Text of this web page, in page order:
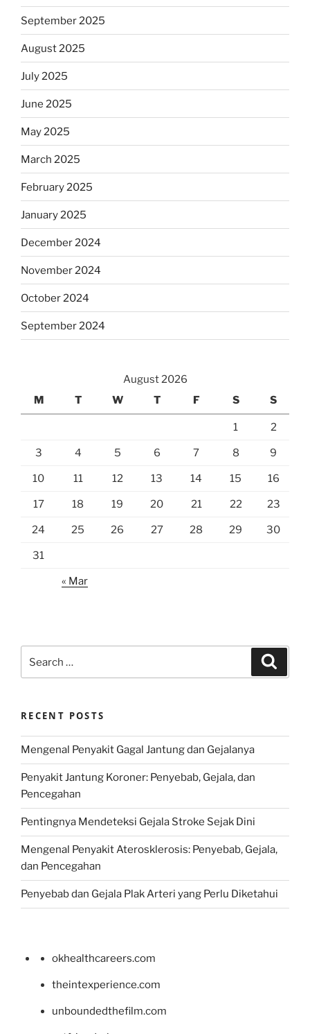
September 2025
August 2025
July 2025
June 2025
May 2025
March 2025
February 2025
January 2025
December 2024
November 2024
October 2024
September 2024
August 2026
M
T W T F S S
1 2
3 4 5 6 7 8 9
10 11 12 13 14 15 16
17 18 19 20 21 22 23
24 25 26 27 28 29 30
31
« Mar
for:
RECENT POSTS
Mengenal Penyakit Gagal Jantung dan Gejalanya
Penyakit Jantung Koroner: Penyebab, Gejala, dan
Pencegahan
Pentingnya Mendeteksi Gejala Stroke Sejak Dini
Mengenal Penyakit Aterosklerosis: Penyebab, Gejala,
dan Pencegahan
Penyebab dan Gejala Plak Arteri yang Perlu Diketahui
okhealthcareers.com
theintexperience.com
unboundedthefilm.com